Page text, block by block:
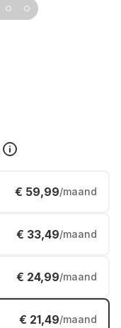
€ 59,99/maand
€ 33,49/maand
€ 24,99/maand
€ 21,49/maand